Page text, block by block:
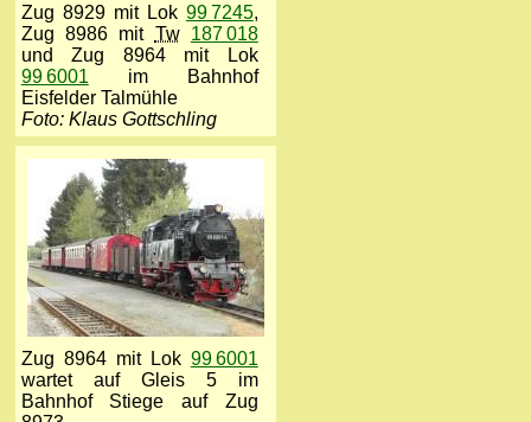
Zug 8929 mit Lok 99 7245,
Zug 8986 mit Tw
187 018
und Zug 8964 mit Lok
99 6001 im Bahnhof
Eisfelder Talmühle
Foto: Klaus Gottschling
Zug 8964 mit Lok 99 6001
wartet auf Gleis 5 im
Bahnhof Stiege auf Zug